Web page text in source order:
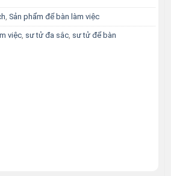
, Sản phẩm để bàn làm việc
việc, sư tử đa sắc, sư tử để bàn